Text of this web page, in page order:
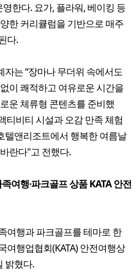
한다. 요가, 플라워, 베이킹 등
한 커리큘럼을 기반으로 매주
다.
는 “장마나 무더위 속에서도
이 쾌적하고 여유로운 시간을
운 체류형 콘텐츠를 준비했
티비티 시설과 오감 만족 체험
텔앤리조트에서 행복한 여름날
란다"고 전했다.
여행·파크골프 상품 KATA 안전
여행과 파크골프를 테마로 한
여행업협회(KATA) 안전여행상
밝혔다.